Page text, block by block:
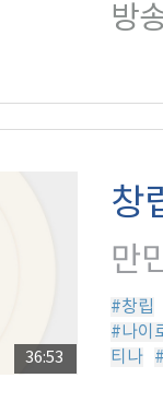
방
36:53
창
만
#창립
#나이
티나